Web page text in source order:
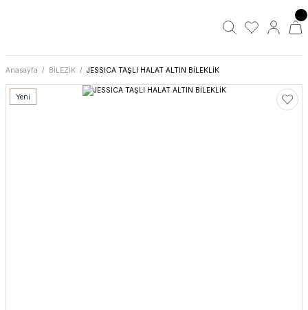
Anasayfa BİLEZİK JESSICA TAŞLI HALAT ALTIN BİLEKLİK
Yeni